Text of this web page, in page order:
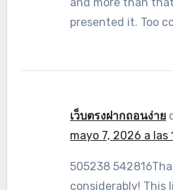
presented it. Too
เว็บตรงฝากถอนง่าย
mayo 7, 2026 a las
505238
considerably! This